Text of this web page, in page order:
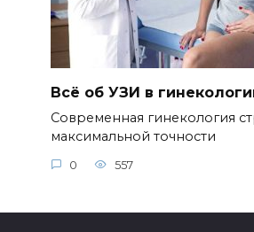
Всё об УЗИ в
Современная гинекология
максимальной точности
0 557